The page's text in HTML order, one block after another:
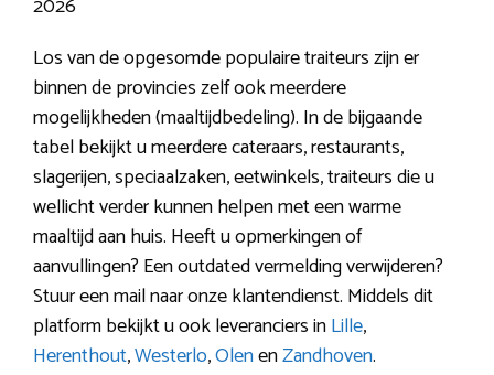
2026
Los van de opgesomde populaire traiteurs zijn er
binnen de provincies zelf ook meerdere
mogelijkheden (maaltijdbedeling). In de bijgaande
tabel bekijkt u meerdere cateraars, restaurants,
slagerijen, speciaalzaken, eetwinkels, traiteurs die u
wellicht verder kunnen helpen met een warme
maaltijd aan huis. Heeft u opmerkingen of
aanvullingen? Een outdated vermelding verwijderen?
Stuur een mail naar onze klantendienst. Middels dit
platform bekijkt u ook leveranciers inLille,
Herenthout,Westerlo,OlenenZandhoven.